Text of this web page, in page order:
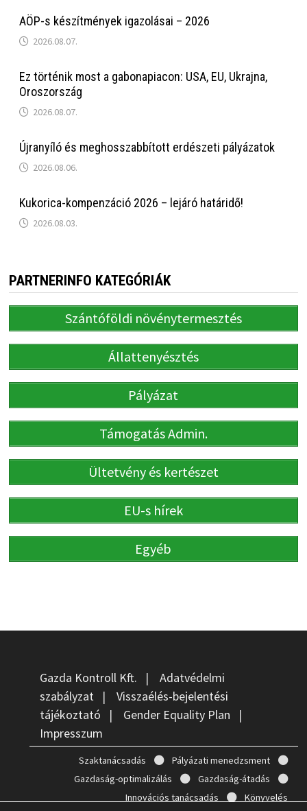
AÖP-s készítmények igazolásai – 2026
2026.08.07.
Ez történik most a gabonapiacon: USA, EU, Ukrajna,
Oroszország
2026.08.07.
Újranyíló és meghosszabbított erdészeti pályázatok
2026.08.06.
Kukorica-kompenzáció 2026 – lejáró határidő!
2026.08.03.
PARTNERINFO KATEGÓRIÁK
Szántóföldi növénytermesztés
Állattenyésztés
Pályázat
Támogatás Admin.
Ültetvény és kertészet
EU-s hírek
Egyéb
Gazda Kontroll Kft. | Adatvédelmi
szabályzat | Visszaélés-bejelentési
tájékoztató | Gender Equality Plan |
Impresszum
Szaktanácsadás
Pályázati menedzsment
Gazdaság-optimalizálás
Gazdaság-átadás
Innovációs tanácsadás
Könyvelés